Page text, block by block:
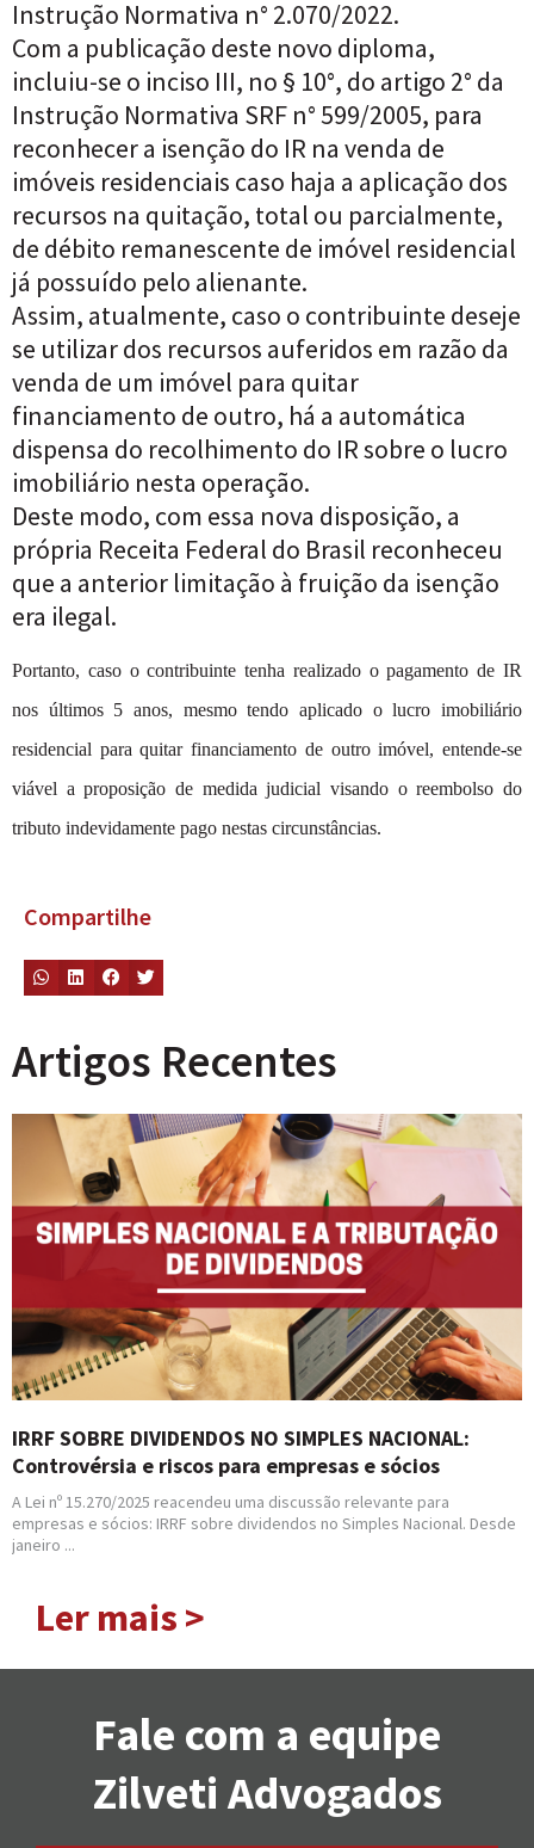
Instrução Normativa n° 2.070/2022.
Com a publicação deste novo diploma,
incluiu-se o inciso III, no § 10°, do artigo 2° da
Instrução Normativa SRF n° 599/2005, para
reconhecer a isenção do IR na venda de
imóveis residenciais caso haja a aplicação dos
recursos na quitação, total ou parcialmente,
de débito remanescente de imóvel residencial
já possuído pelo alienante.
Assim, atualmente, caso o contribuinte deseje
se utilizar dos recursos auferidos em razão da
venda de um imóvel para quitar
financiamento de outro, há a automática
dispensa do recolhimento do IR sobre o lucro
imobiliário nesta operação.
Deste modo, com essa nova disposição, a
própria Receita Federal do Brasil reconheceu
que a anterior limitação à fruição da isenção
era ilegal.
Portanto, caso o contribuinte tenha realizado o pagamento de IR
nos últimos 5 anos, mesmo tendo aplicado o lucro imobiliário
residencial para quitar financiamento de outro imóvel, entende-se
viável a proposição de medida judicial visando o reembolso do
tributo indevidamente pago nestas circunstâncias.
Compartilhe
Artigos Recentes
IRRF SOBRE DIVIDENDOS NO SIMPLES NACIONAL:
Controvérsia e riscos para empresas e sócios
A Lei nº 15.270/2025 reacendeu uma discussão relevante para
empresas e sócios: IRRF sobre dividendos no Simples Nacional. Desde
janeiro ...
Ler mais >
Fale com a equipe
Zilveti Advogados